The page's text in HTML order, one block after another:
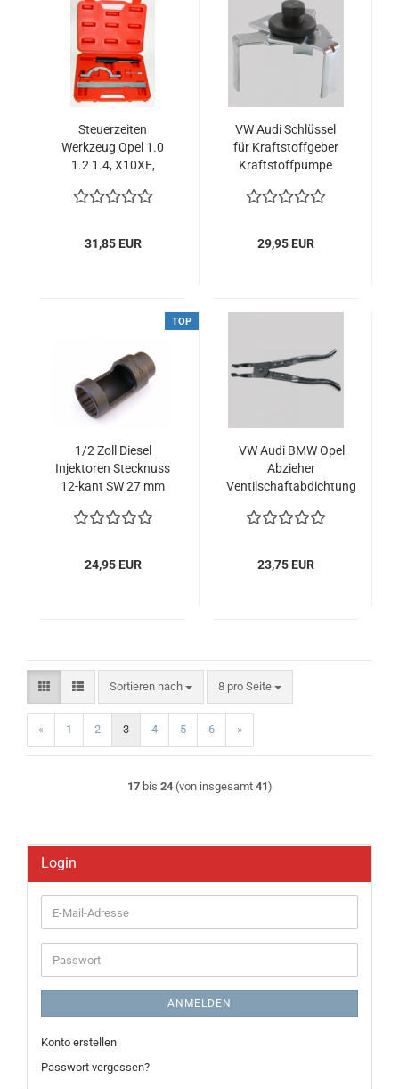
Steuerzeiten
Werkzeug Opel 1.0
1.2 1.4, X10XE,
31,85 EUR
VW Audi Schlüssel
für Kraftstoffgeber
Kraftstoffpumpe
Universal
29,95 EUR
TOP
1/2 Zoll Diesel
Injektoren Stecknuss
12-kant SW 27 mm
Fensternuss
24,95 EUR
VW Audi BMW Opel
Abzieher
Ventilschaftabdichtung
3364
23,75 EUR
Sortieren nach
Sortieren nach 8 pro Seite
pro Seite
« 1 2 3 4 5 6 »
17bis 24(von insgesamt 41)
Login
E-
Mail-
Adresse
Passwort
ANMELDEN
Konto erstellen
Passwort vergessen?